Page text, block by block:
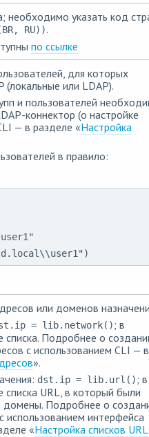
необходимо указать код
RU)).
по ссылке
для которых
(локальные или LDAP).
и пользователей
коннектор (о настройке
— в разделе «Настройка
в правило:
или доменов
= lib.network(); в
списка. Подробнее о
с использованием CLI — в
».
dst.ip = lib.url(); в
списка URL, в который были
Подробнее о
использованием интерфейса
«Настройка списков URL